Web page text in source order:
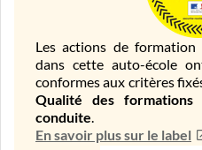
Les actions de
dans cette auto-école
conformes aux critères
Qualité des
conduite.
En savoir plus sur le label